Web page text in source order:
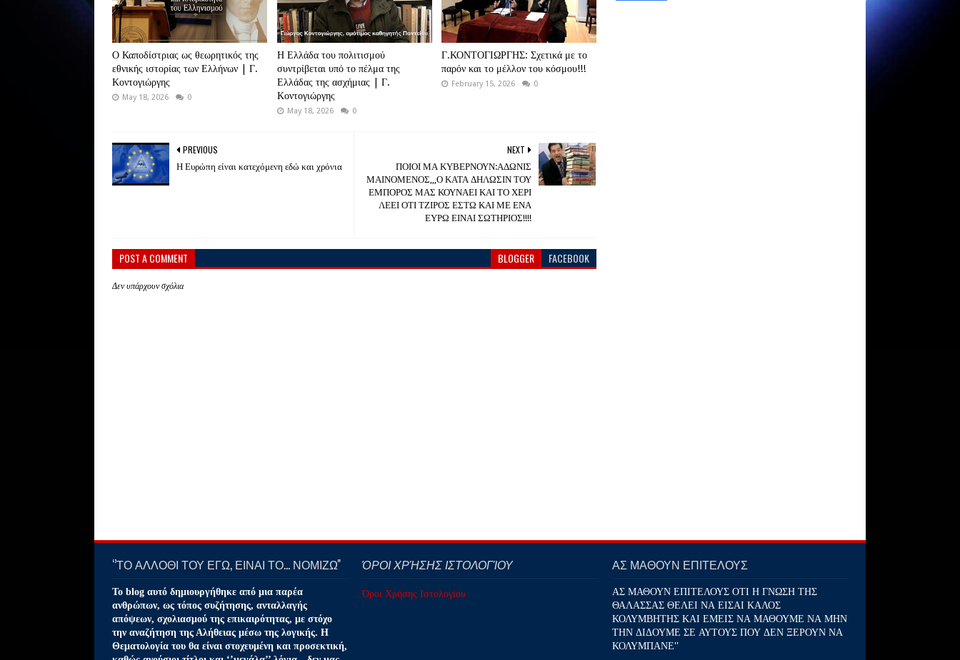
Ο Καποδίστριας ως θεωρητικός της
εθνικής ιστορίας των Ελλήνων | Γ.
Κοντογιώργης
May 18, 2026 0
Η Ελλάδα του πολιτισμού
συντρίβεται υπό το πέλμα της
Ελλάδας της ασχήμιας | Γ.
Κοντογιώργης
May 18, 2026 0
Γ.ΚΟΝΤΟΓΙΩΡΓΗΣ: Σχετικά με το
παρόν και το μέλλον του κόσμου!!!
February 15, 2026 0
NEXT
ΠΟΙΟΙ ΜΑ ΚΥΒΕΡΝΟΥΝ:ΑΔΩΝΙΣ
ΜΑΙΝΟΜΕΝΟΣ,,,Ο ΚΑΤΑ ΔΗΛΩΣΙΝ ΤΟΥ
ΕΜΠΟΡΟΣ ΜΑΣ ΚΟΥΝΑΕΙ ΚΑΙ ΤΟ ΧΕΡΙ
ΛΕΕΙ ΟΤΙ ΤΖΙΡΟΣ ΕΣΤΩ ΚΑΙ ΜΕ ΕΝΑ
ΕΥΡΩ ΕΙΝΑΙ ΣΩΤΗΡΙΟΣ!!!!
PREVIOUS
Η Ευρώπη είναι κατεχόμενη εδώ και χρόνια
POST A COMMENT BLOGGER FACEBOOK
Δεν υπάρχουν σχόλια
‘’ΤΟ ΑΛΛΟΘΙ ΤΟΥ ΕΓΩ, ΕΙΝΑΙ ΤΟ… ΝΟΜΙΖΩ''
Το blog αυτό δημιουργήθηκε από μια παρέα
ανθρώπων, ως τόπος συζήτησης, ανταλλαγής
απόψεων, σχολιασμού της επικαιρότητας, με στόχο
την αναζήτηση της Αλήθειας μέσω της λογικής. Η
Θεματολογία του θα είναι στοχευμένη και προσεκτική,
ΌΡΟΙ ΧΡΉΣΗΣ ΙΣΤΟΛΟΓΊΟΥ
Όροι Χρήσης Ιστολογίου
ΑΣ ΜΑΘΟΥΝ ΕΠΙΤΕΛΟΥΣ
ΑΣ ΜΑΘΟΥΝ ΕΠΙΤΕΛΟΥΣ ΟΤΙ Η ΓΝΩΣΗ ΤΗΣ
ΘΑΛΑΣΣΑΣ ΘΕΛΕΙ ΝΑ ΕΙΣΑΙ ΚΑΛΟΣ
ΚΟΛΥΜΒΗΤΗΣ ΚΑΙ ΕΜΕΙΣ ΝΑ ΜΑΘΟΥΜΕ ΝΑ ΜΗΝ
ΤΗΝ ΔΙΔΟΥΜΕ ΣΕ ΑΥΤΟΥΣ ΠΟΥ ΔΕΝ ΞΕΡΟΥΝ ΝΑ
ΚΟΛΥΜΠΑΝΕ''